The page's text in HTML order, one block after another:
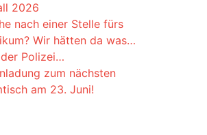
2026
nach einer Stelle fürs
Wir hätten da was…
Polizei…
zum nächsten
am 23. Juni!